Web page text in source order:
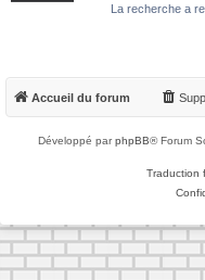
La recherche a
Accueil du forum
Développé parphpBB® Forum
Traduction